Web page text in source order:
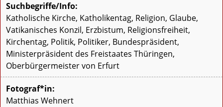
Suchbegriffe/Info:
Katholische Kirche, Katholikentag, Religion, Glaube,
Vatikanisches Konzil, Erzbistum, Religionsfreiheit,
Kirchentag, Politik, Politiker, Bundespräsident,
Ministerpräsident des Freistaates Thüringen,
Oberbürgermeister von Erfurt
Fotograf*in:
Matthias Wehnert